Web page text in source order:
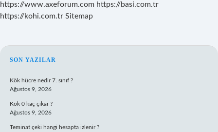
https://www.axeforum.com https://basi.com.tr
https://kohi.com.tr Sitemap
SIDEBAR
SON YAZILAR
Kök hücre nedir 7. sınıf ?
Ağustos 9, 2026
Kök 0 kaç çıkar ?
Ağustos 9, 2026
Teminat çeki hangi hesapta izlenir ?